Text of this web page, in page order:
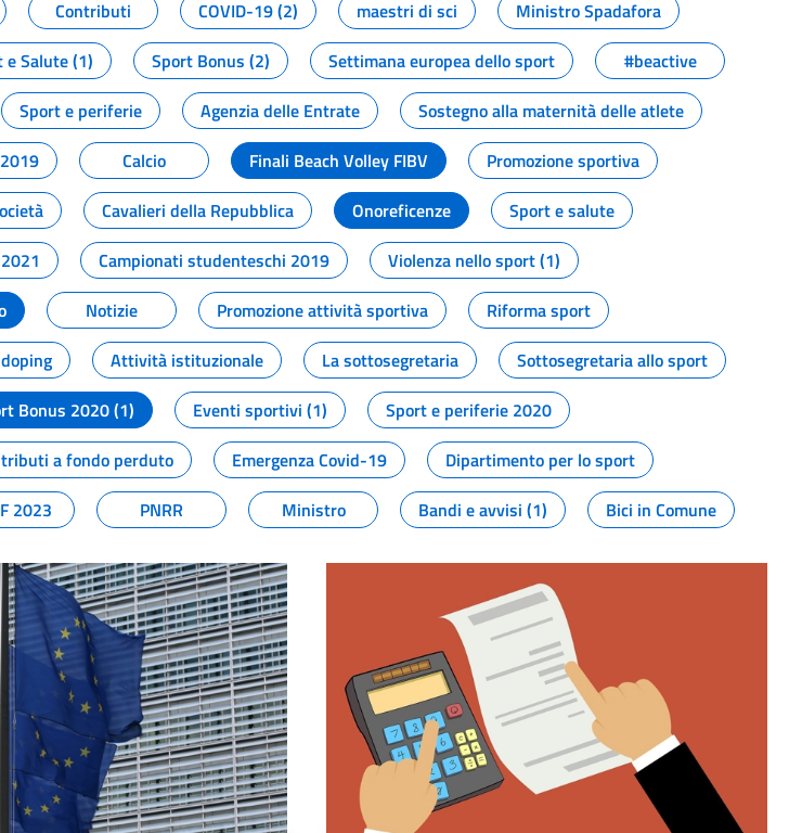
Contributi COVID-19 (2) maestri di sci
Ministro Spadafora
e Salute (1) Sport Bonus (2) Settimana europea dello sport
#beactive
Sport e periferie Agenzia delle Entrate
Sostegno alla maternità delle atlete
Calcio Finali Beach Volley FIBV
Promozione sportiva
Cavalieri della Repubblica Onoreficenze
Sport e salute
Campionati studenteschi 2019
Violenza nello sport (1)
Notizie Promozione attività sportiva
Riforma sport
Attività istituzionale La sottosegretaria
Sottosegretaria allo sport
Bonus 2020 (1) Eventi sportivi (1)
Sport e periferie 2020
a fondo perduto Emergenza Covid-19
Dipartimento per lo sport
2023 PNRR Ministro Bandi e avvisi (1) Bici in Comune